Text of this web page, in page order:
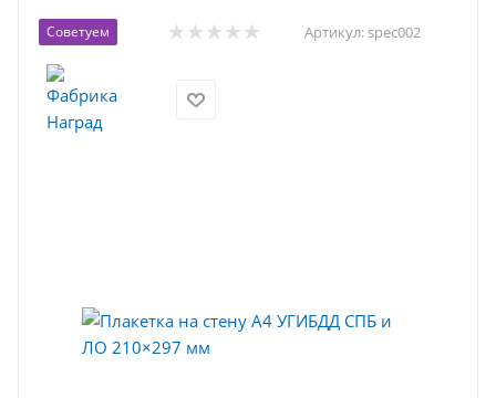
Советуем Артикул:spec002